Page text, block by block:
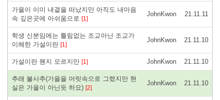
가을이 이미 내곁을 떠났지만 아직도 내마음
속 깊은곳에 아쉬움으로 [1]
JohnKwon 21.11.11
학생 신분임에는 틀림없는 조교아닌 조교가
이해한 가설이란 [1]
JohnKwon 21.11.10
가설이란 웬지 모르지만 [1] JohnKwon 21.11.10
추래 불사추(가을을 머릿속으로 그렸지만 현
실은 가을이 아닌듯 하요) [2]
JohnKwon 21.11.10